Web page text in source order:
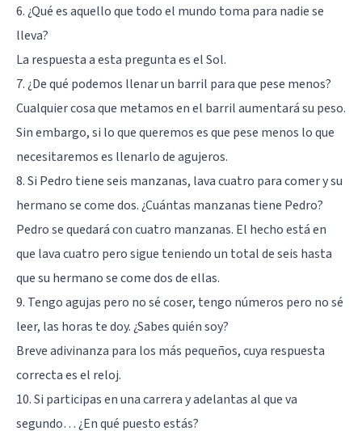
6. ¿Qué es aquello que todo el mundo toma para nadie se
lleva?
La respuesta a esta pregunta es el Sol.
7. ¿De qué podemos llenar un barril para que pese menos?
Cualquier cosa que metamos en el barril aumentará su peso.
Sin embargo, si lo que queremos es que pese menos lo que
necesitaremos es llenarlo de agujeros.
8. Si Pedro tiene seis manzanas, lava cuatro para comer y su
hermano se come dos. ¿Cuántas manzanas tiene Pedro?
Pedro se quedará con cuatro manzanas. El hecho está en
que lava cuatro pero sigue teniendo un total de seis hasta
que su hermano se come dos de ellas.
9. Tengo agujas pero no sé coser, tengo números pero no sé
leer, las horas te doy. ¿Sabes quién soy?
Breve adivinanza para los más pequeños, cuya respuesta
correcta es el reloj.
10. Si participas en una carrera y adelantas al que va
segundo… ¿En qué puesto estás?